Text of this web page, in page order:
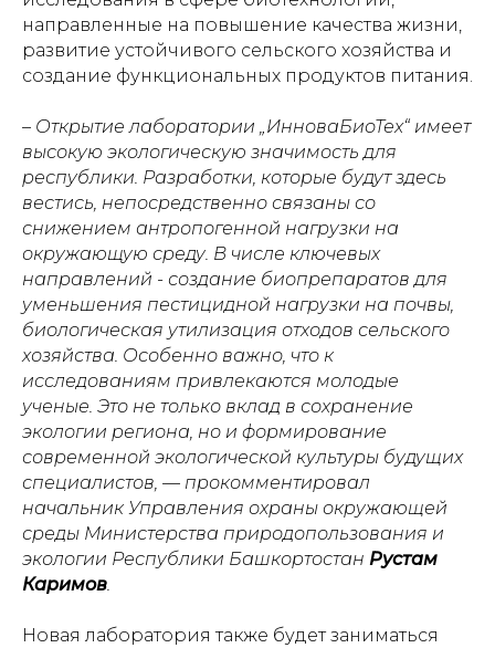
направленные на повышение качества жизни,
развитие устойчивого сельского хозяйства и
создание функциональных продуктов питания.
– Открытие лаборатории „ИнноваБиоТех“ имеет
высокую экологическую значимость для
республики. Разработки, которые будут здесь
вестись, непосредственно связаны со
снижением антропогенной нагрузки на
окружающую среду. В числе ключевых
направлений - создание биопрепаратов для
уменьшения пестицидной нагрузки на почвы,
биологическая утилизация отходов сельского
хозяйства. Особенно важно, что к
исследованиям привлекаются молодые
ученые. Это не только вклад в сохранение
экологии региона, но и формирование
современной экологической культуры будущих
специалистов, — прокомментировал
начальник Управления охраны окружающей
среды Министерства природопользования и
экологии Республики Башкортостан Рустам
Каримов
Новая лаборатория также будет заниматься